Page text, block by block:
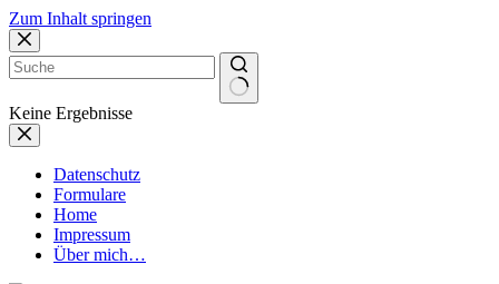
Zum Inhalt springen
Keine Ergebnisse
Datenschutz
Formulare
Home
Impressum
Über mich…